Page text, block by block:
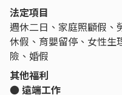
法定項目
週休二日、家庭照顧假、
休假、育嬰留停、女性生
險、婚假
其他福利
●遠端工作